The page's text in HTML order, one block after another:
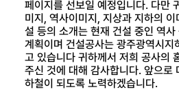
페이지를 선보일 예정입니다. 다만
미지, 역사이미지, 지상과 지하의
설 등의 소개는 현재 건설 중인 역
계획이며 건설공사는 광주광역시지
고 있습니다 귀하께서 저희 공사의
주신 것에 대해 감사합니다. 앞으로
하철이 되도록 노력하겠습니다.